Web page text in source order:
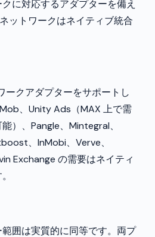
に対応するアダプターを備え
ットワークはネイティブ統合
ークアダプターをサポートし
、Unity Ads（MAX 上で需
）、Pangle、Mintegral、
、InMobi、Verve、
Exchange の需要はネイティ
囲は実質的に同等です。両プ